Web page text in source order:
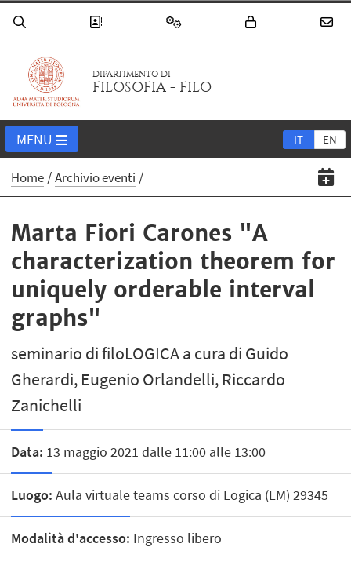
DIPARTIMENTO DI
FILOSOFIA - FILO
IT EN
MENU
Home Archivio eventi
Marta Fiori Carones "A
characterization theorem for
uniquely orderable interval
graphs"
seminario di filoLOGICA a cura di Guido
Gherardi, Eugenio Orlandelli, Riccardo
Zanichelli
Data: 13 maggio 2021 dalle 11:00 alle 13:00
Luogo: Aula virtuale teams corso di Logica (LM) 29345
Modalità d'accesso: Ingresso libero